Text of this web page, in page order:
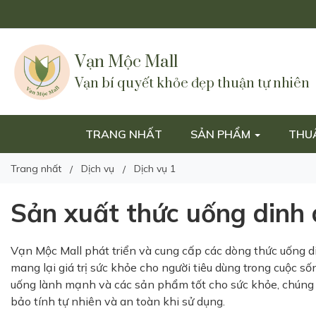
Vạn Mộc Mall
Vạn bí quyết khỏe đẹp thuận tự nhiên
TRANG NHẤT SẢN PHẨM
Trang nhất Dịch vụ Dịch vụ 1
Sản xuất thức uống dinh
Vạn Mộc Mall phát triển và cung cấp các dòng thức uống
mang lại giá trị sức khỏe cho người tiêu dùng trong cuộc
uống lành mạnh và các sản phẩm tốt cho sức khỏe,
bảo tính tự nhiên và an toàn khi sử dụng.